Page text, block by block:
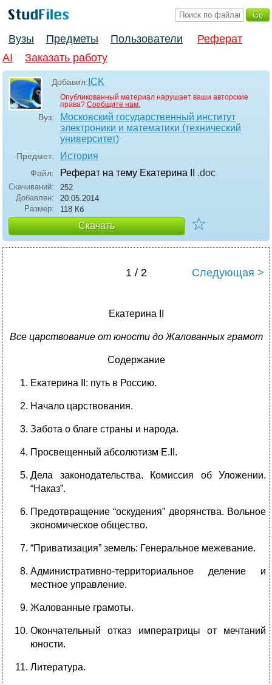
Вузы Предметы Пользователи
Реферат
AI
Заказать работу
Добавил: ICK
Опубликованный материал нарушает ваши авторские
права? Сообщите нам.
Вуз:
Московский государственный институт
электроники и математики (технический
университет)
Предмет: История
Файл: Реферат на тему Екатерина II .doc
Скачиваний:
252
Добавлен:
20.05.2014
Размер:
118 Кб
Скачать ☆
1 / 2 Следующая >
Екатерина II
Все царствование от юности до Жалованных грамот
Содержание
Екатерина II: путь в Россию.
Начало царствования.
Забота о благе страны и народа.
Просвещенный абсолютизм Е.II.
Дела законодательства. Комиссия об Уложении.
“Наказ”.
Предотвращение “оскудения” дворянства. Вольное
экономическое общество.
“Приватизация” земель: Генеральное межевание.
Административно-территориальное деление и
местное управление.
Жалованные грамоты.
Окончательный отказ императрицы от мечтаний
юности.
Литература.